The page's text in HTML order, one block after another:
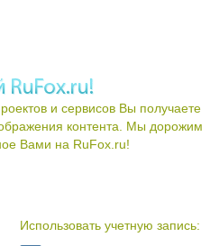
и сервисов Вы получаете
контента. Мы дорожим
Вами на RuFox.ru!
Использовать учетную запись: